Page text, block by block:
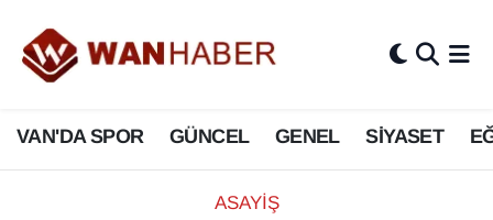
VAN'DA SPOR GÜNCEL GENEL SİYASET
ASAYİŞ
3.SAYFA
ASAYİŞ
BİLİM VE TEKNOLOJİ
Van Nöbetçi Eczaneler
Van Hava Durumu
Van Namaz Vakitleri